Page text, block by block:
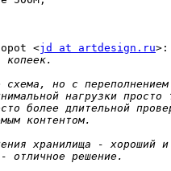
<jd at artdesign.ru>: